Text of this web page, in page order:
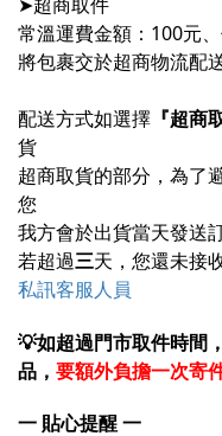
常溫運費金額：100元
將包裹交於超商物流配
配送方式如選擇 『超商
貨
超商取貨的部分， 為了
您
我方會於出貨當天發送
若超過三天， 您還未接
私訊客服人員
💡如超過門市取件時間
品， 要額外負擔一次寄
一 貼心提醒 一